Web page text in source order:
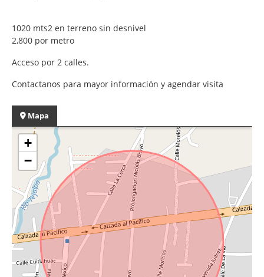
1020 mts2 en terreno sin desnivel
2,800 por metro
Acceso por 2 calles.
Contactanos para mayor información y agendar visita
Mapa
+
−